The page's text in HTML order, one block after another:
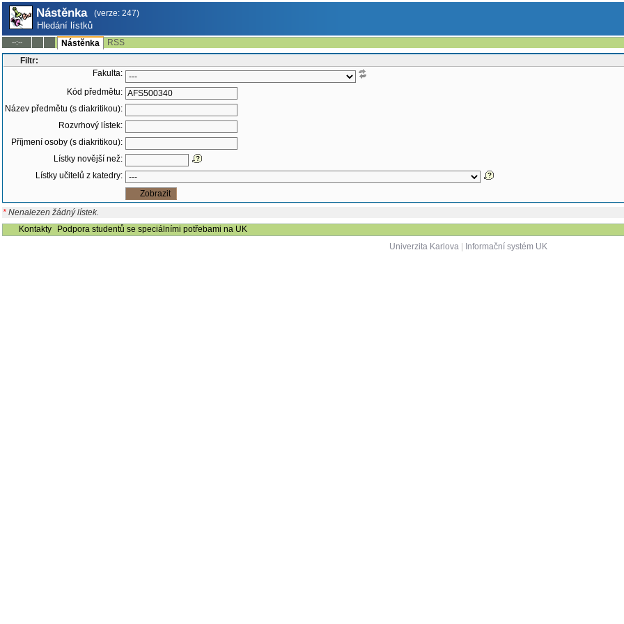
Nástěnka (verze: 247)
Hledání lístků
--:-- Nástěnka
RSS
Filtr:
Fakulta:
Kód předmětu:
Název předmětu (s diakritikou):
Rozvrhový lístek:
Příjmení osoby (s diakritikou):
Lístky novější než:
Lístky učitelů z katedry:
* Nenalezen žádný lístek.
Kontakty
Podpora studentů se speciálními potřebami na UK
Univerzita Karlova| Informační systém UK